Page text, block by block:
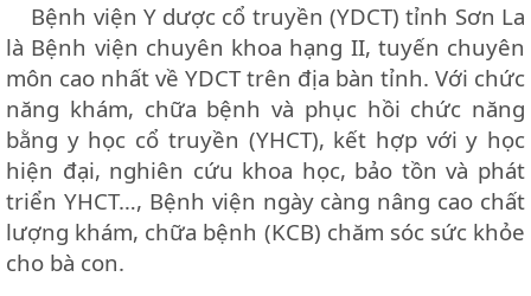
Bệnh viện Y dược cổ truyền (YDCT) tỉnh Sơn La
là Bệnh viện chuyên khoa hạng II, tuyến chuyên
môn cao nhất về YDCT trên địa bàn tỉnh. Với chức
năng khám, chữa bệnh và phục hồi chức năng
bằng y học cổ truyền (YHCT), kết hợp với y học
hiện đại, nghiên cứu khoa học, bảo tồn và phát
triển YHCT…, Bệnh viện ngày càng nâng cao chất
lượng khám, chữa bệnh (KCB) chăm sóc sức khỏe
cho bà con.